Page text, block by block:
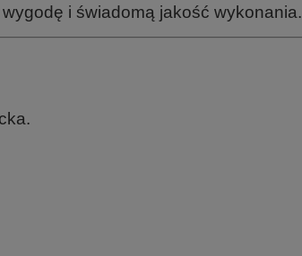
i świadomą jakość wykonania.